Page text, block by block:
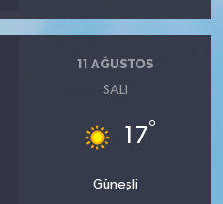
11 AĞUSTOS
SALI
17°
Güneşli